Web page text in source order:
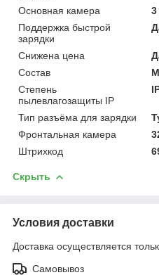
Основная камера
Поддержка быстрой
зарядки
Снижена цена
Состав
Степень
пылевлагозащиты IP
Тип разъёма для зарядки
Фронтальная камера
Штрихкод
Скрыть
Условия доставки
Доставка осуществляется
Самовывоз